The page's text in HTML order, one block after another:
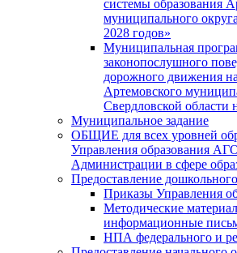
системы образования
муниципального
2028 годов»
Муниципальная
законопослушного
дорожного движения
Артемовского
Свердловской области
Муниципальное задание
ОБЩИЕ для всех уровней
Управления образования
Администрации в сфере
Предоставление
Приказы Управления
Методические
информационные
НПА федерального и